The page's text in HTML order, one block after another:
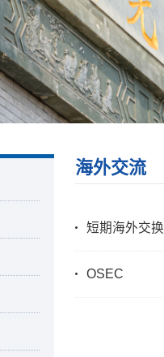
海外交流
短期海外交换
OSEC